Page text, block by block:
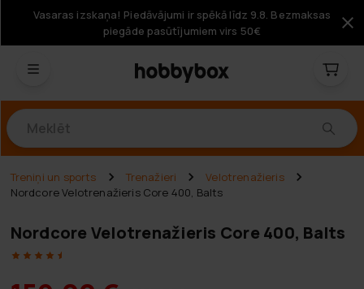
Vasaras izskaņa! Piedāvājumi ir spēkā līdz 9.8. Bezmaksas
piegāde pasūtījumiem virs 50€
Treniņi un sports Trenažieri
Velotrenažieris
Nordcore Velotrenažieris Core 400, Balts
Nordcore Velotrenažieris Core 400, Balts